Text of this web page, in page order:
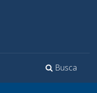
Toggle
Busca